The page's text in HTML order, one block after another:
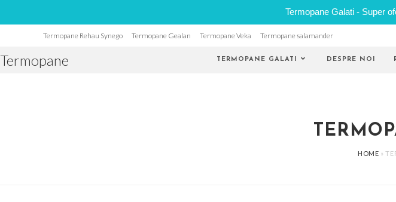
Termopane Galati - Super
content
Termopane Rehau Synego Termopane Gealan Termopane Veka Termopane salamander
Termopane TERMOPANE GALATI DESPRE NOI
HOME »